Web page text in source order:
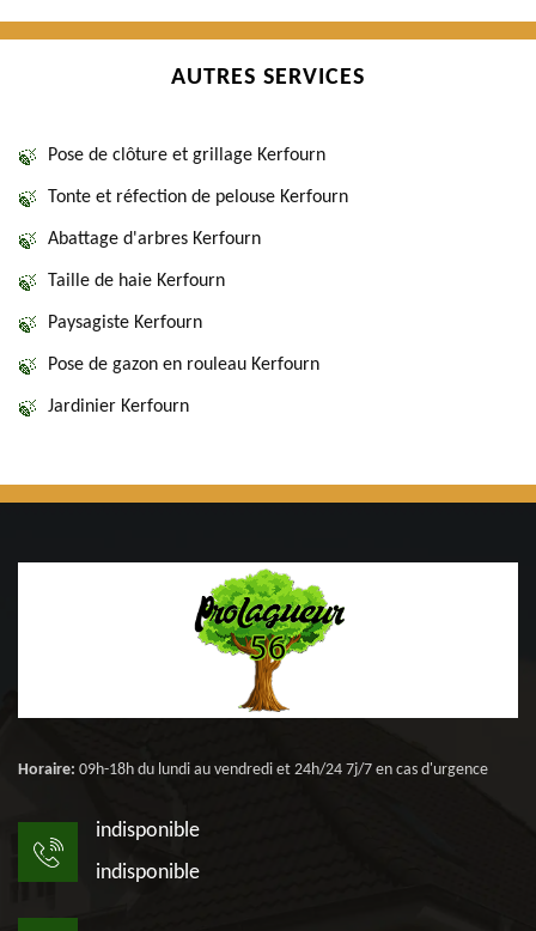
AUTRES SERVICES
Pose de clôture et grillage Kerfourn
Tonte et réfection de pelouse Kerfourn
Abattage d'arbres Kerfourn
Taille de haie Kerfourn
Paysagiste Kerfourn
Pose de gazon en rouleau Kerfourn
Jardinier Kerfourn
Horaire: 09h-18h du lundi au vendredi et 24h/24 7j/7 en cas d'urgence
indisponible
indisponible